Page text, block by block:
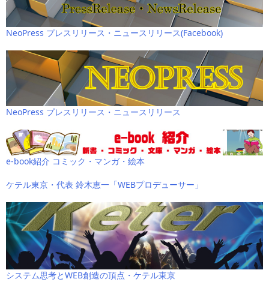
NeoPress プレスリリース・ニュースリリース(Facebook)
NeoPress プレスリリース・ニュースリリース
e-book紹介 コミック・マンガ・絵本
ケテル東京・代表 鈴木恵一「WEBプロデューサー」
システム思考とWEB創造の頂点・ケテル東京